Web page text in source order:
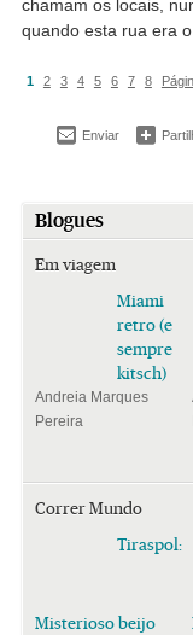
chamam os locais,
quando esta rua era
1 2 3 4 5 6 7 8
Enviar
Blogues
Em viagem
Miami
retro (e
sempre
kitsch)
Andreia Marques
Pereira
Correr Mundo
Tiraspol:
Misterioso beijo